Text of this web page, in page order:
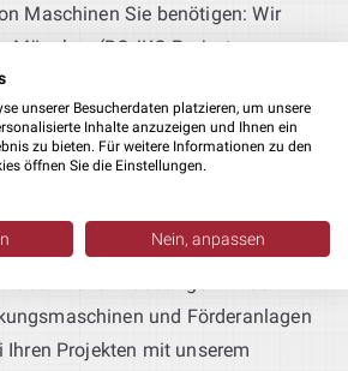
Maschinen Sie benötigen: Wir
München (BOJKO Project
uns, Ihnen immer hilfreich zur
So sind wir Ihr
es um die Konstruktion von
Oder auch um Zuführtechnik
sowie
Blechkonstruktionen
und Förderanlagen
Ihren Projekten mit unserem
unserer Besucherdaten platzieren, um unsere
Inhalte anzuzeigen und Ihnen ein
zu bieten. Für weitere Informationen zu den
öffnen Sie die Einstellungen.
Nein, anpassen